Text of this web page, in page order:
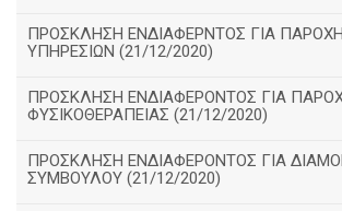
ΠΡΟΣΚΛΗΣΗ ΕΝΔΙΑΦΕΡΝΤΟΣ ΓΙΑ
ΥΠΗΡΕΣΙΩΝ (21/12/2020)
ΠΡΟΣΚΛΗΣΗ ΕΝΔΙΑΦΕΡΟΝΤΟΣ ΓΙΑ
ΦΥΣΙΚΟΘΕΡΑΠΕΙΑΣ (21/12/2020)
ΠΡΟΣΚΛΗΣΗ ΕΝΔΙΑΦΕΡΟΝΤΟΣ ΓΙΑ
ΣΥΜΒΟΥΛΟΥ (21/12/2020)